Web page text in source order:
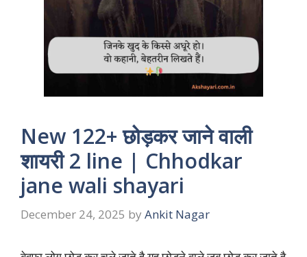
New 122+ छोड़कर जाने वाली
शायरी 2 line | Chhodkar
jane wali shayari
December 24, 2025 by Ankit Nagar